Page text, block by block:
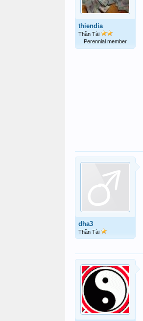
thiendia
Thần Tài
Perennial member
dha3
Thần Tài